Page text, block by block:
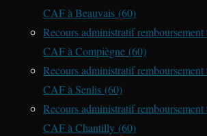
CAF à Beauvais (60)
Recours administratif
CAF à Compiègne (60)
Recours administratif
CAF à Senlis (60)
Recours administratif
CAF à Chantilly (60)